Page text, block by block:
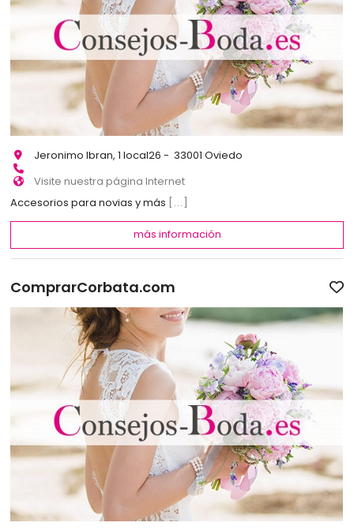
Jeronimo Ibran, 1 local26 - 33001 Oviedo
Visite nuestra página Internet
Accesorios para novias y más [...]
más información
ComprarCorbata.com